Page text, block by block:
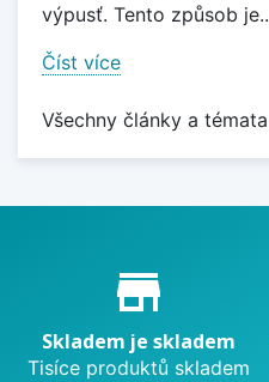
výpusť. Tento způsob
Číst více
Všechny články a
Proč nakupovat u
store_mall_directory
Skladem je skladem
Tisíce produktů skladem